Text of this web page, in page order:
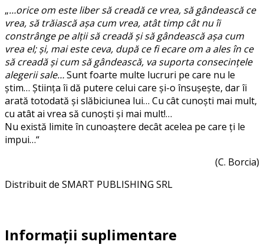
„…orice om este liber să creadă ce vrea, să gândească ce
vrea, să trăiască aşa cum vrea, atât timp cât nu îi
constrânge pe alţii să creadă şi să gândească aşa cum
vrea el; şi, mai este ceva, după ce fi ecare om a ales în ce
să creadă şi cum să gândească, va suporta consecinţele
alegerii sale…Sunt foarte multe lucruri pe care nu le
ştim… Ştiinţa îi dă putere celui care şi-o însuşeşte, dar îi
arată totodată şi slăbiciunea lui… Cu cât cunoşti mai mult,
cu atât ai vrea să cunoşti şi mai mult!…
Nu există limite în cunoaştere decât acelea pe care ţi le
impui…“
(C. Borcia)
Distribuit de SMART PUBLISHING SRL
Informații suplimentare